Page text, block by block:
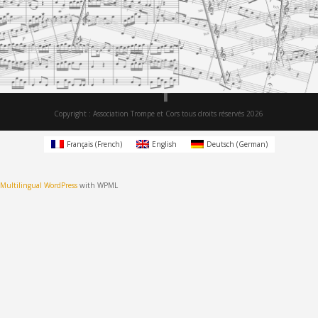
Cette publication est également disponible en : Français(French Deutsch(German
Legal information
Privacy Policy
Cookie Policy
ATC News Newsletter
Copyright : Association Trompe et Cors tous droits réservés 2026
Français(French) English Deutsch (German)
Multilingual WordPress with WPML